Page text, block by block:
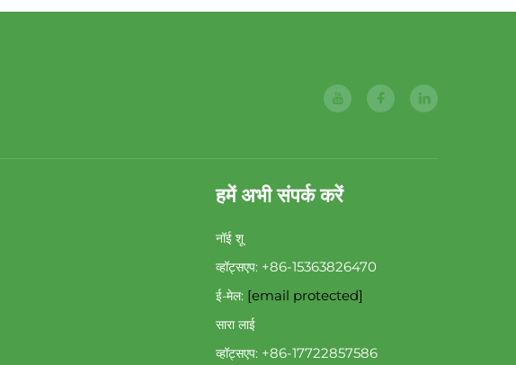
हमें अभी संपर्क करें
नॉई शू
व्हॉट्सएप: +86-15363826470
ई-मेल: [email protected]
सारा लाई
व्हॉट्सएप: +86-17722857586